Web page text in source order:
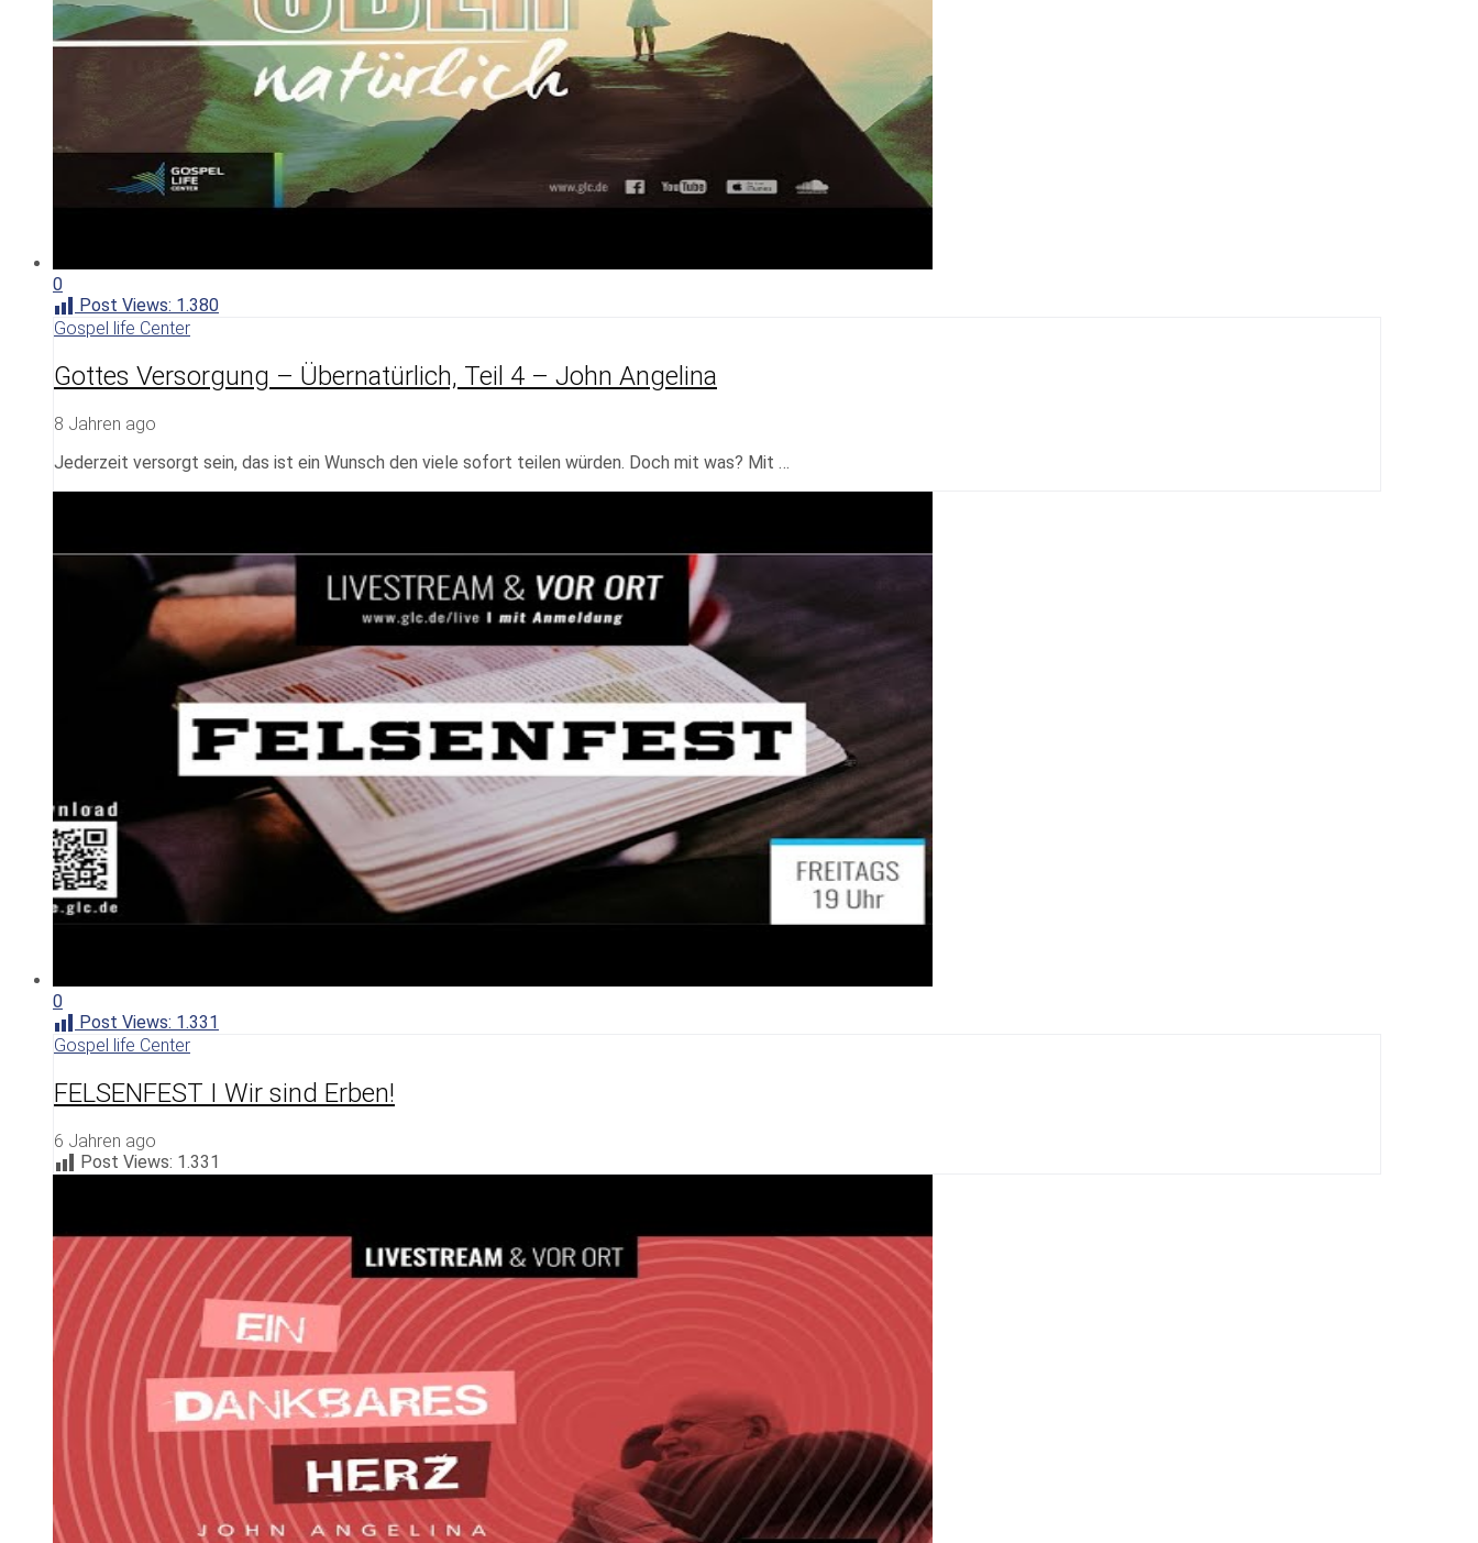
0
Post Views: 1.380
Gospel life Center
Gottes Versorgung – Übernatürlich, Teil 4 – John Angelina
8 Jahren ago
Jederzeit versorgt sein, das ist ein Wunsch den viele sofort teilen würden. Doch mit was? Mit …
0
Post Views: 1.331
Gospel life Center
FELSENFEST I Wir sind Erben!
6 Jahren ago
Post Views: 1.331